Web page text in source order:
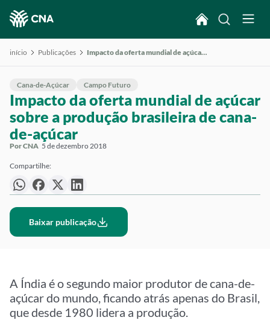
início Publicações Impacto da oferta mundial de açúcar sobre a produção brasileira de cana-de-açúcar
Cana-de-Açúcar Campo Futuro
Impacto da oferta mundial de açúcar
sobre a produção brasileira de cana-
de-açúcar
Por CNA 5 de dezembro 2018
Compartilhe:
Baixar publicação
A Índia é o segundo maior produtor de cana-de-
açúcar do mundo, ficando atrás apenas do Brasil,
que desde 1980 lidera a produção.